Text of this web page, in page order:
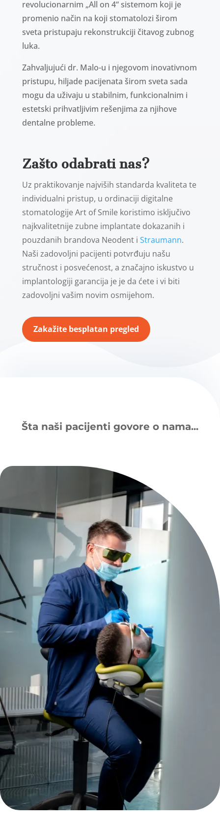
revolucionarnim „All on 4“ sistemom koji je
promenio način na koji stomatolozi širom
sveta pristupaju rekonstrukciji čitavog zubnog
luka.
Zahvaljujući dr. Malo-u i njegovom inovativnom
pristupu, hiljade pacijenata širom sveta sada
mogu da uživaju u stabilnim, funkcionalnim i
estetski prihvatljivim rešenjima za njihove
dentalne probleme.
Zašto odabrati nas?
Uz praktikovanje najviših standarda kvaliteta te
individualni pristup, u ordinaciji digitalne
stomatologije Art of Smile koristimo isključivo
najkvalitetnije zubne implantate dokazanih i
pouzdanih brandova Neodent i Straumann.
Naši zadovoljni pacijenti potvrđuju našu
stručnost i posvećenost, a značajno iskustvo u
implantologiji garancija je je da ćete i vi biti
zadovoljni vašim novim osmijehom.
Zakažite besplatan pregled
Šta naši pacijenti govore o nama...